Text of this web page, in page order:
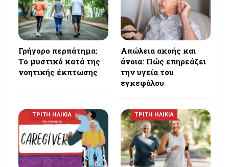
Γρήγορο περπάτημα:
Το μυστικό κατά της
νοητικής έκπτωσης
Απώλεια ακοής και
άνοια: Πώς επηρεάζει
την υγεία του
εγκεφάλου
ΤΡΙΤΗ ΗΛΙΚΙΑ ΤΡΙΤΗ ΗΛΙΚΙΑ